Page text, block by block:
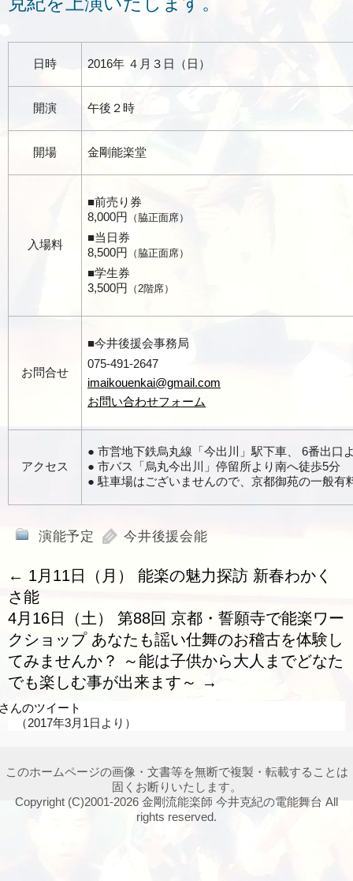
日時 2016年 ４月３日（日）
開演 午後２時
開場 金剛能楽堂
入場料
■前売り券
8,000円 （脇正面席）
■当日券
8,500円 （脇正面席）
■学生券
3,500円 （2階席）
お問合せ
■今井後援会事務局
075-491-2647
imaikouenkai@gmail.com
お問い合わせフォーム
アクセス
● 市営地下鉄烏丸線「今出川」駅下車、 6番出口
● 市バス「烏丸今出川」停留所より南へ徒歩5分
● 駐車場はございませんので、京都御苑の一般有
演能予定 今井後援会能
← 1月11日（月） 能楽の魅力探訪 新春わかく
さ能
4月16日（土） 第88回 京都・誓願寺で能楽ワー
クショップ あなたも謡い仕舞のお稽古を体験し
てみませんか？ ～能は子供から大人までどなた
でも楽しむ事が出来ます～
→
んのツイート
（2017年3月1日より）
このホームページの画像・文書等を無断で複製・転載することは
固くお断りいたします。
Copyright (C)2001-2026 金剛流能楽師 今井克紀の電能舞台 All
rights reserved.